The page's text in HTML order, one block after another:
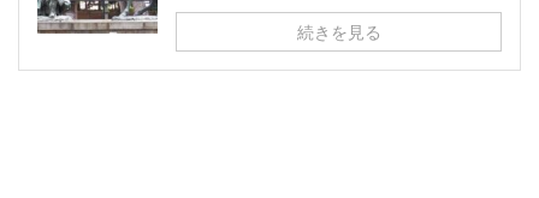
続きを見る